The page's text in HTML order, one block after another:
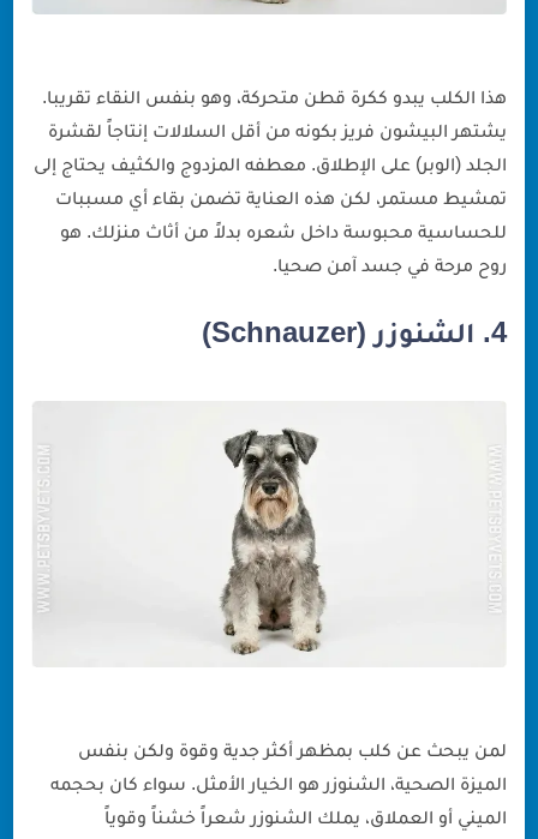
هذا الكلب يبدو ككرة قطن متحركة، وهو بنفس النقاء تقريبا.
يشتهر البيشون فريز بكونه من أقل السلالات إنتاجاً لقشرة
الجلد (الوبر) على الإطلاق. معطفه المزدوج والكثيف يحتاج إلى
تمشيط مستمر، لكن هذه العناية تضمن بقاء أي مسببات
للحساسية محبوسة داخل شعره بدلاً من أثاث منزلك. هو
روح مرحة في جسد آمن صحيا.
4. الشنوزر (Schnauzer)
لمن يبحث عن كلب بمظهر أكثر جدية وقوة ولكن بنفس
الميزة الصحية، الشنوزر هو الخيار الأمثل. سواء كان بحجمه
الميني أو العملاق، يملك الشنوزر شعراً خشناً وقوياً